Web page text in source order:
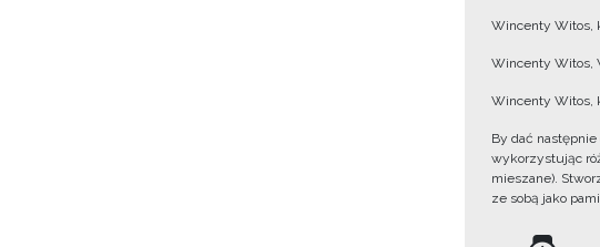
Wincenty Witos,
Wincenty Witos,
Wincenty Witos,
By dać
wykorzystując
mieszane).
ze sobą jako